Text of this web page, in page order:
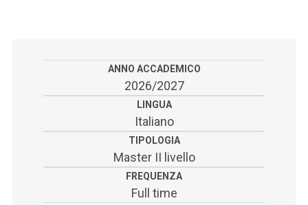
ACCEDI A CLOUDMAILANNO ACCADEMICO
2026/2027
LINGUA
Italiano
TIPOLOGIA
Master II livello
FREQUENZA
Full time